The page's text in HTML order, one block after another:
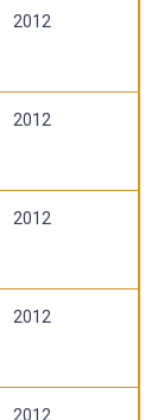
2012
2012
2012
2012
2012